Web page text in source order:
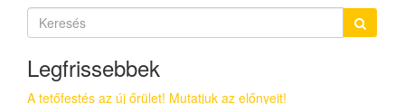
Legfrissebbek
A tetőfestés az új őrület! Mutatjuk az előnyeit!